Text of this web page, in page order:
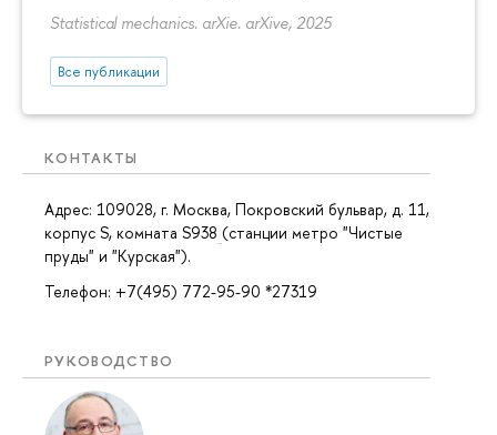
Statistical mechanics. arXie. arXive, 2025
Все публикации
КОНТАКТЫ
Адрес: 109028, г. Москва, Покровский бульвар, д. 11,
корпус S, комната S938 (станции метро "Чистые
пруды" и "Курская").
Телефон: +7(495) 772-95-90 *27319
РУКОВОДСТВО